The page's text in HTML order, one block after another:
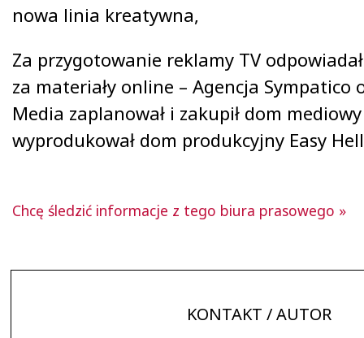
nowa linia kreatywna,
Za przygotowanie reklamy TV
za materiały online – Agencja Sympatico
Media zaplanował i zakupił dom
wyprodukował dom produkcyjny Easy
Chcę śledzić informacje z tego biura prasowego »
KONTAKT / AUTOR